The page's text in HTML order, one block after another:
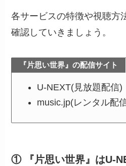
各サービスの特徴や視聴方
確認していきましょう。
『片思い世界』の配信サイト
U-NEXT(見放題配信)
music.jp(レンタル配
① 『片思い世界』はU-